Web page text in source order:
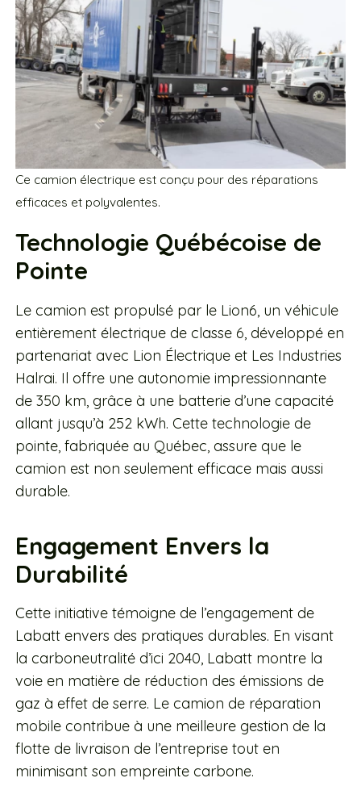
Ce camion électrique est conçu pour des réparations
efficaces et polyvalentes.
Technologie Québécoise de
Pointe
Le camion est propulsé par le Lion6, un véhicule
entièrement électrique de classe 6, développé en
partenariat avec Lion Électrique et Les Industries
Halrai. Il offre une autonomie impressionnante
de 350 km, grâce à une batterie d’une capacité
allant jusqu’à 252 kWh. Cette technologie de
pointe, fabriquée au Québec, assure que le
camion est non seulement efficace mais aussi
durable.
Engagement Envers la
Durabilité
Cette initiative témoigne de l’engagement de
Labatt envers des pratiques durables. En visant
la carboneutralité d’ici 2040, Labatt montre la
voie en matière de réduction des émissions de
gaz à effet de serre. Le camion de réparation
mobile contribue à une meilleure gestion de la
flotte de livraison de l’entreprise tout en
minimisant son empreinte carbone.